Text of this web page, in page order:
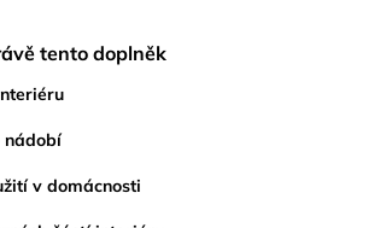
tento doplněk
nádobí
v domácnosti